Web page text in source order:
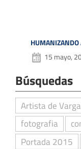
HUMANIZANDO
15 mayo,
Búsquedas
Artista de
fotografia
Portada 2015